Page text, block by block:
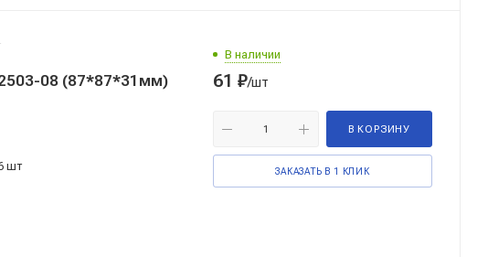
08 (87*87*31мм)
шт
В наличии
61 ₽/шт
В КОРЗИНУ
ЗАКАЗАТЬ В 1 КЛИК